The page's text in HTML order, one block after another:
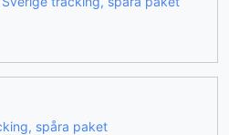
spåra paket